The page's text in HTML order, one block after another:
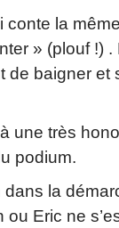
conte la
» (plouf !)
de baigner et
une très
podium.
la
ou Eric ne